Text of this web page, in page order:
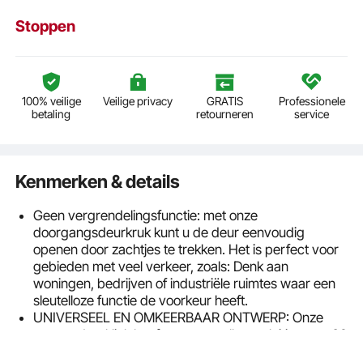
Stoppen
100% veilige
betaling
Veilige privacy
GRATIS
retourneren
Professionele
service
Kenmerken & details
Geen vergrendelingsfunctie: met onze
doorgangsdeurkruk kunt u de deur eenvoudig
openen door zachtjes te trekken. Het is perfect voor
gebieden met veel verkeer, zoals: Denk aan
woningen, bedrijven of industriële ruimtes waar een
sleutelloze functie de voorkeur heeft.
UNIVERSEEL EN OMKEERBAAR ONTWERP: Onze
zwarte deurklink heeft een verstelbare sluiting van 60